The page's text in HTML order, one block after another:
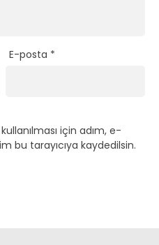
E-posta *
için adım, e-
bu tarayıcıya kaydedilsin.